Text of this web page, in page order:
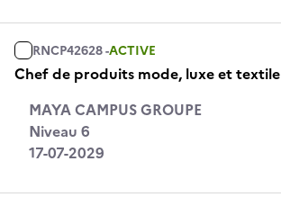
RNCP42628 -ACTIVE
Chef de produits mode, luxe et textile
MAYA CAMPUS GROUPE
Niveau 6
17-07-2029